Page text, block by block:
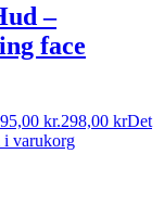
–
face
kr.298,00 krDet
varukorg